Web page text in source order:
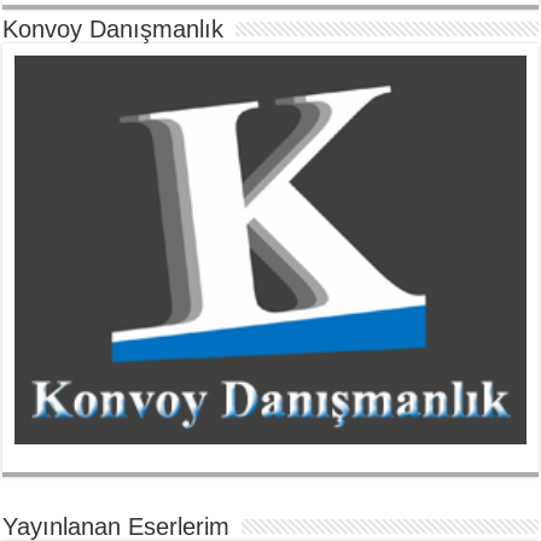
Konvoy Danışmanlık
Yayınlanan Eserlerim